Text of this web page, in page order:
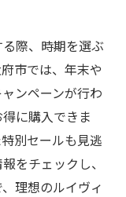
際、時期を選ぶ
市では、年末や
ンペーンが行わ
に購入できま
別セールも見逃
をチェックし、
理想のルイヴィ